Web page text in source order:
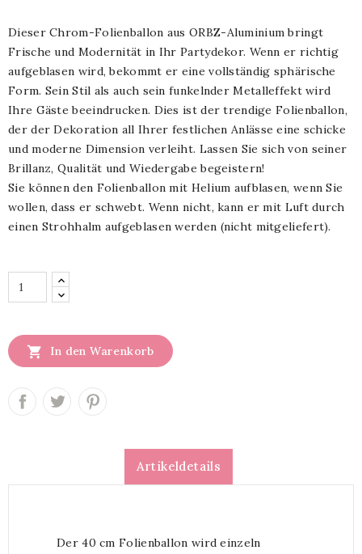
Dieser Chrom-Folienballon aus ORBZ-Aluminium bringt
Frische und Modernität in Ihr Partydekor. Wenn er richtig
aufgeblasen wird, bekommt er eine vollständig sphärische
Form. Sein Stil als auch sein funkelnder Metalleffekt wird
Ihre Gäste beeindrucken. Dies ist der trendige Folienballon,
der der Dekoration all Ihrer festlichen Anlässe eine schicke
und moderne Dimension verleiht. Lassen Sie sich von seiner
Brillanz, Qualität und Wiedergabe begeistern!
Sie können den Folienballon mit Helium aufblasen, wenn Sie
wollen, dass er schwebt. Wenn nicht, kann er mit Luft durch
einen Strohhalm aufgeblasen werden (nicht mitgeliefert).
 In den Warenkorb
Artikeldetails
Der 40 cm Folienballon wird einzeln